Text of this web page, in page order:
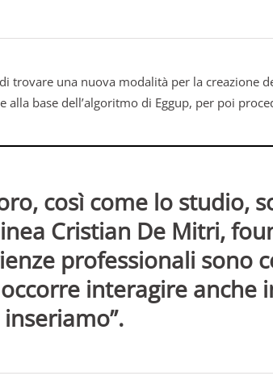
di trovare una nuova modalità per la
alla base dell’algoritmo di Eggup, per poi
così come lo studio,
Cristian De Mitri,
professionali sono
interagire anche